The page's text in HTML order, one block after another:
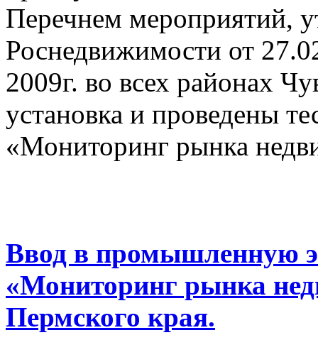
Перечнем мероприятий,
Роснедвижимости от
2009г. во всех районах
установка и проведены
«Мониторинг рынка
Ввод в промышленную
«Мониторинг рынка
Пермского края.